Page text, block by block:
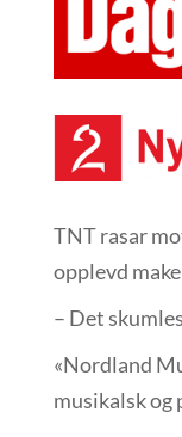
TNT rasar
opplevd
– Det
«Nordland
musikalsk og